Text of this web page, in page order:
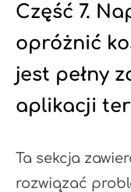
Część 7.
opróżnić
jest pełny
aplikacji
Ta sekcja
rozwiązać